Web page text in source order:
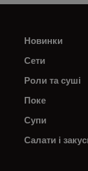
Новинки
Сети
Роли та суші
Поке
Супи
Салати і